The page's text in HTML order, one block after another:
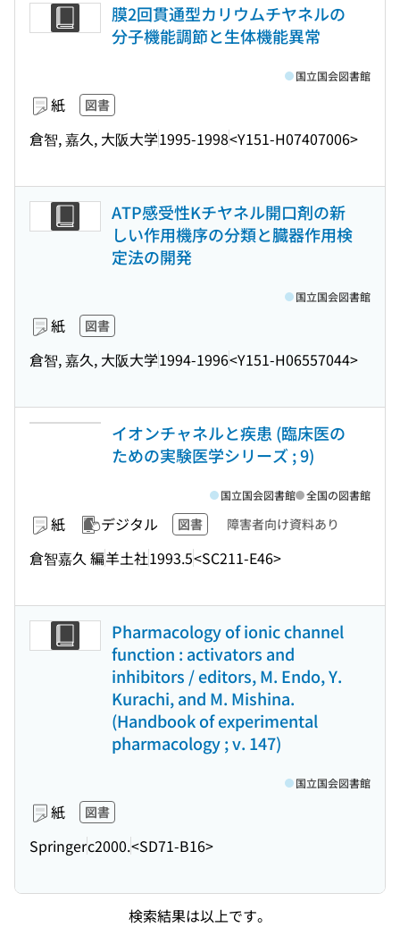
膜2回貫通型カリウムチヤネルの
分子機能調節と生体機能異常
紙 図書
倉智, 嘉久, 大阪大学1995-1998<Y151-H07407006>
国立国会図書館
ATP感受性Kチヤネル開口剤の新
しい作用機序の分類と臓器作用検
定法の開発
紙 図書
倉智, 嘉久, 大阪大学1994-1996<Y151-H06557044>
国立国会図書館
イオンチャネルと疾患 (臨床医の
ための実験医学シリーズ ; 9)
紙 デジタル 図書 障害者向け資料あり
倉智嘉久 編羊土社1993.5<SC211-E46>
国立国会図書館 全国の図書館
Pharmacology of ionic channel
function : activators and
inhibitors / editors, M. Endo, Y.
Kurachi, and M. Mishina.
(Handbook of experimental
pharmacology ; v. 147)
紙 図書
Springerc2000.<SD71-B16>
国立国会図書館
検索結果は以上です。